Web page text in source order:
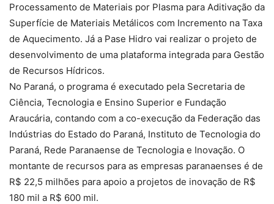
Processamento de Materiais por Plasma para Aditivação da
Superfície de Materiais Metálicos com Incremento na Taxa
de Aquecimento. Já a Pase Hidro vai realizar o projeto de
desenvolvimento de uma plataforma integrada para Gestão
de Recursos Hídricos.
No Paraná, o programa é executado pela Secretaria de
Ciência, Tecnologia e Ensino Superior e Fundação
Araucária, contando com a co-execução da Federação das
Indústrias do Estado do Paraná, Instituto de Tecnologia do
Paraná, Rede Paranaense de Tecnologia e Inovação. O
montante de recursos para as empresas paranaenses é de
R$ 22,5 milhões para apoio a projetos de inovação de R$
180 mil a R$ 600 mil.